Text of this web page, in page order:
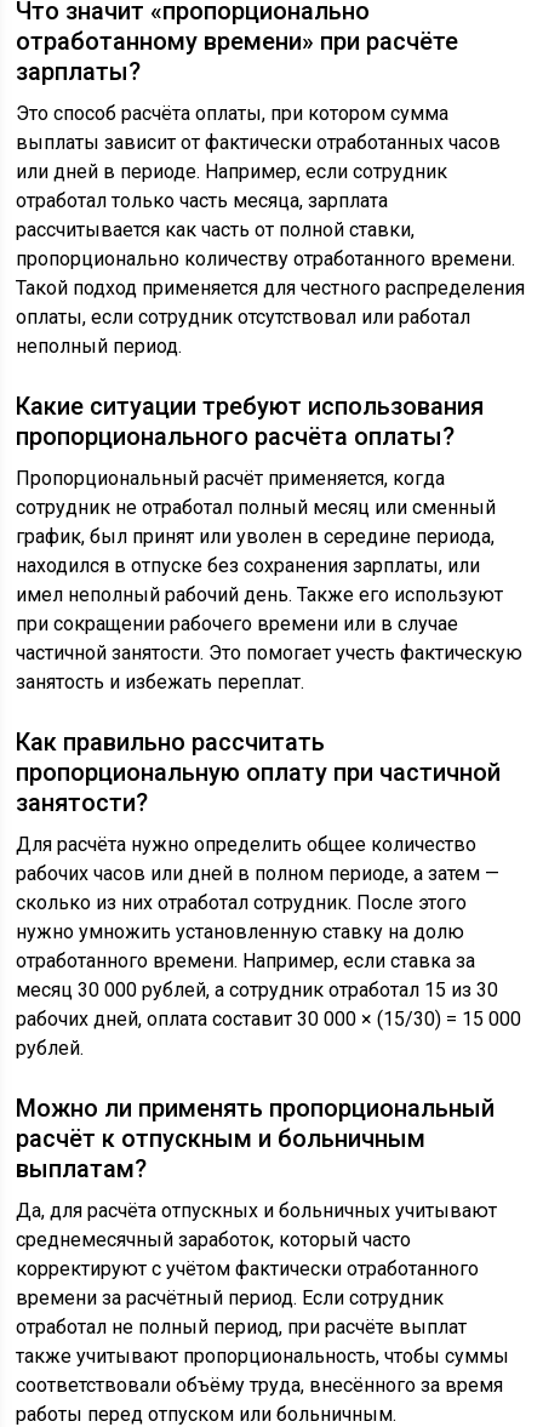
Что значит «пропорционально
отработанному времени» при расчёте
зарплаты?
Это способ расчёта оплаты, при котором сумма
выплаты зависит от фактически отработанных часов
или дней в периоде. Например, если сотрудник
отработал только часть месяца, зарплата
рассчитывается как часть от полной ставки,
пропорционально количеству отработанного времени.
Такой подход применяется для честного распределения
оплаты, если сотрудник отсутствовал или работал
неполный период.
Какие ситуации требуют использования
пропорционального расчёта оплаты?
Пропорциональный расчёт применяется, когда
сотрудник не отработал полный месяц или сменный
график, был принят или уволен в середине периода,
находился в отпуске без сохранения зарплаты, или
имел неполный рабочий день. Также его используют
при сокращении рабочего времени или в случае
частичной занятости. Это помогает учесть фактическую
занятость и избежать переплат.
Как правильно рассчитать
пропорциональную оплату при частичной
занятости?
Для расчёта нужно определить общее количество
рабочих часов или дней в полном периоде, а затем —
сколько из них отработал сотрудник. После этого
нужно умножить установленную ставку на долю
отработанного времени. Например, если ставка за
месяц 30 000 рублей, а сотрудник отработал 15 из 30
рабочих дней, оплата составит 30 000 × (15/30) = 15 000
рублей.
Можно ли применять пропорциональный
расчёт к отпускным и больничным
выплатам?
Да, для расчёта отпускных и больничных учитывают
среднемесячный заработок, который часто
корректируют с учётом фактически отработанного
времени за расчётный период. Если сотрудник
отработал не полный период, при расчёте выплат
также учитывают пропорциональность, чтобы суммы
соответствовали объёму труда, внесённого за время
работы перед отпуском или больничным.